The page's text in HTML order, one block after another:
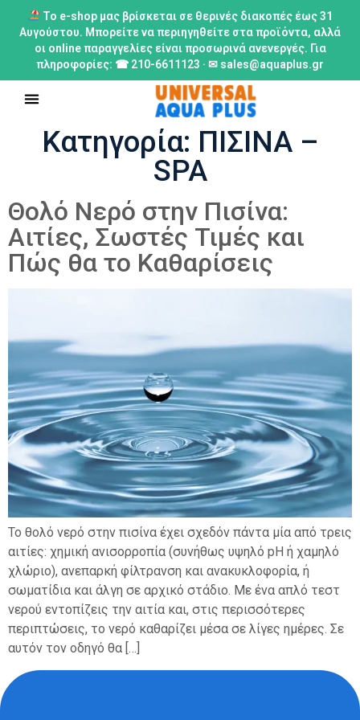
Το e-shop μας βρίσκεται σε θερινές διακοπές έως 31
Αυγούστου. Μπορείτε να περιηγηθείτε στα προϊόντα, αλλά
οι online παραγγελίες είναι προσωρινά ανενεργές. Για
πληροφορίες: ☎ 210-6611123 · ✉ sales@aquaplus.gr
Κατηγορία: ΠΙΣΙΝΑ –
SPA
Θολό Νερό στην Πισίνα:
Αιτίες, Σωστές Τιμές και
Πώς θα το Καθαρίσεις
Το θολό νερό στην πισίνα έχει σχεδόν πάντα μία από τρεις
αιτίες: χημική ανισορροπία (συνήθως υψηλό pH ή χαμηλό
χλώριο), ανεπαρκή φίλτρανση και ανακυκλοφορία, ή
σωματίδια και άλγη σε αρχικό στάδιο. Με ένα απλό τεστ
νερού εντοπίζεις την αιτία και, στις περισσότερες
περιπτώσεις, το νερό καθαρίζει μέσα σε λίγες ημέρες. Σε
αυτόν τον οδηγό θα […]